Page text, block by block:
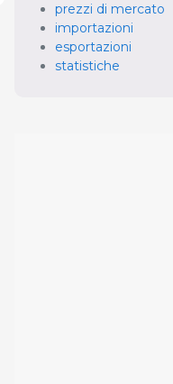
prezzi di mercato
importazioni
esportazioni
statistiche